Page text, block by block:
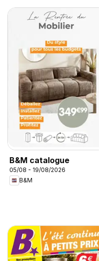
B&M catalogue
05/08 - 19/08/2026
B&M